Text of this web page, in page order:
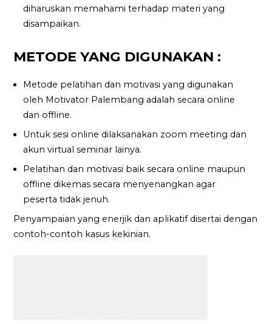
diharuskan memahami terhadap materi yang
disampaikan.
METODE YANG DIGUNAKAN :
Metode pelatihan dan motivasi yang digunakan
oleh Motivator Palembang adalah secara online
dan offline.
Untuk sesi online dilaksanakan zoom meeting dan
akun virtual seminar lainya.
Pelatihan dan motivasi baik secara online maupun
offline dikemas secara menyenangkan agar
peserta tidak jenuh.
Penyampaian yang enerjik dan aplikatif disertai dengan
contoh-contoh kasus kekinian.